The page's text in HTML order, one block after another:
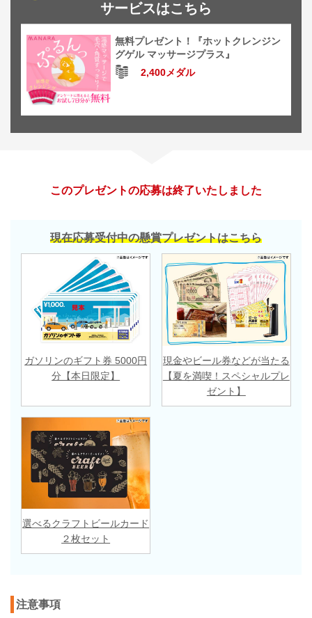
サービスはこちら
無料プレゼント！『ホットクレンジン
グゲル マッサージプラス』
2,400メダル
このプレゼントの応募は終了いたしました
現在応募受付中の懸賞プレゼントはこちら
ガソリンのギフト券 5000円
分【本日限定】
現金やビール券などが当たる
【夏を満喫！スペシャルプレ
ゼント】
選べるクラフトビールカード
２枚セット
注意事項